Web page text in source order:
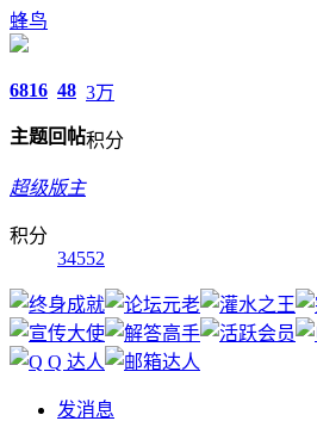
蜂鸟
6816
主题
48
回帖
3万
积分
超级版主
积分
34552
发消息